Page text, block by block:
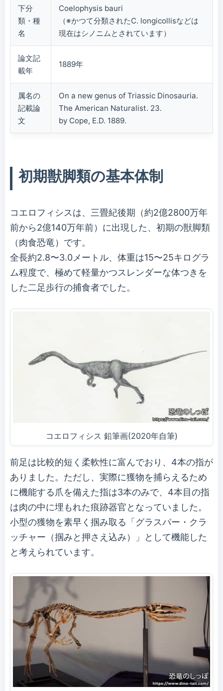
下分
類・種
名
Coelophysis bauri
（※かつて分類されたC. longicollisなどは
現在はシノニムとされています）
論文記
載年
1889年
属名の
記載論
文
On a new genus of Triassic Dinosauria.
The American Naturalist. 23.
by Cope, E.D. 1889.
初期獣脚類の基本体制
コエロフィシスは、三畳紀後期（約2億2800万年
前から2億140万年前）に出現した、初期の獣脚類
（肉食恐竜）です。
全長約2.8〜3.0メートル、体重は15〜25キログラ
ム程度で、極めて軽量かつスレンダーな体つきを
した二足歩行の捕食者でした。
コエロフィシス 鉛筆画(2020年自筆)
前足は比較的短く柔軟性に富んでおり、4本の指が
ありました。ただし、実際に獲物を捕らえるため
に機能する爪を備えた指は3本のみで、4本目の指
は肉の中に埋もれた痕跡器官となっていました。
小型の獲物を素早く掴み取る「グラスパー・クラ
ッチャー（掴みと押さえ込み）」として機能した
と考えられています。